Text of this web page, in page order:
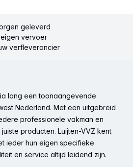
geleverd
vervoer
verfleverancier
lang een toonaangevende
Nederland. Met een uitgebreid
professionele vakman en
producten. Luijten-VVZ kent
ieder hun eigen specifieke
en service altijd leidend zijn.